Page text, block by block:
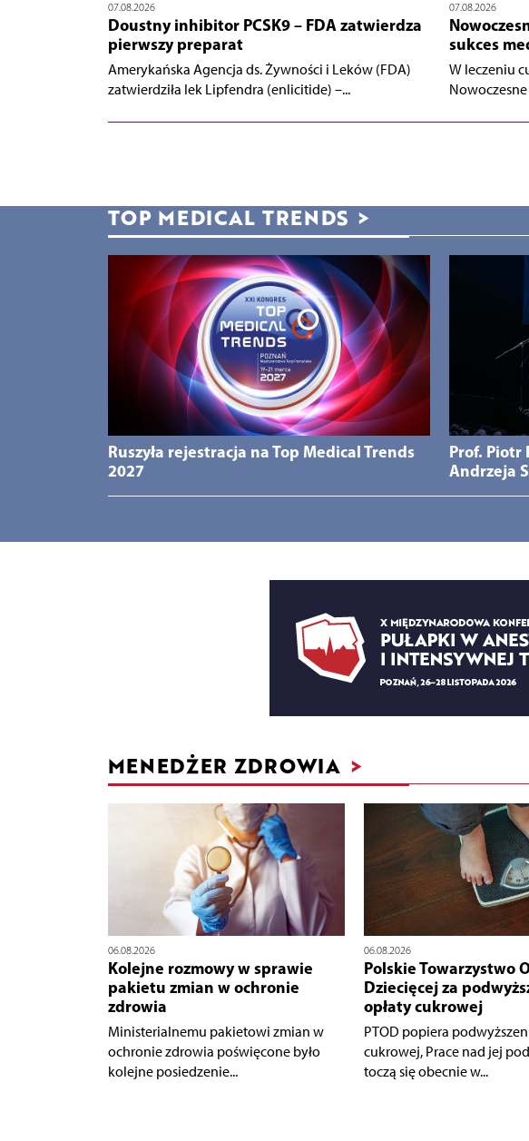
07.08.2026
Doustny inhibitor PCSK9 – FDA zatwierdza
pierwszy preparat
Amerykańska Agencja ds. Żywności i Leków (FDA)
zatwierdziła lek Lipfendra (enlicitide) –...
07.08.2026
sukces
W leczeniu
TOP MEDICAL TRENDS >
Ruszyła rejestracja na Top Medical Trends
2027
Prof. Piotr
Andrzeja
MENEDŻER ZDROWIA >
06.08.2026
Kolejne rozmowy w sprawie
pakietu zmian w ochronie
zdrowia
Ministerialnemu pakietowi zmian w
ochronie zdrowia poświęcone było
kolejne posiedzenie...
06.08.2026
Polskie Towarzystwo
Dziecięcej za
opłaty cukrowej
PTOD popiera
cukrowej, Prace nad jej
toczą się obecnie w...